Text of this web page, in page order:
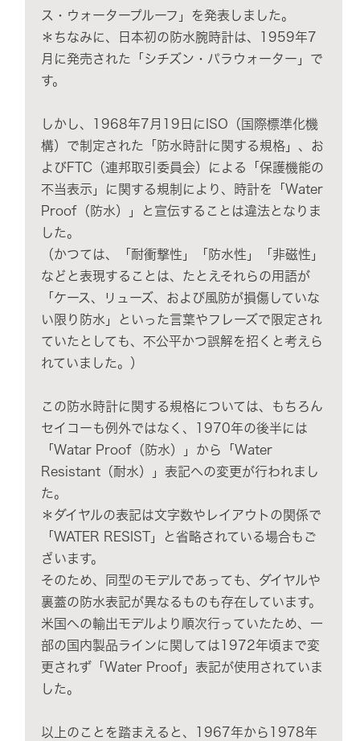
ス・ウォータープルーフ」を発表しました。
＊ちなみに、日本初の防水腕時計は、1959年7
月に発売された「シチズン・パラウォーター」で
す。
しかし、1968年7月19日にISO（国際標準化機
構）で制定された「防水時計に関する規格」、お
よびFTC（連邦取引委員会）による「保護機能の
不当表示」に関する規制により、時計を「Water
Proof（防水）」と宣伝することは違法となりま
した。
（かつては、「耐衝撃性」「防水性」「非磁性」
などと表現することは、たとえそれらの用語が
「ケース、リューズ、および風防が損傷していな
い限り防水」といった言葉やフレーズで限定され
ていたとしても、不公平かつ誤解を招くと考えら
れていました。）
この防水時計に関する規格については、もちろん
セイコーも例外ではなく、1970年の後半には
「Watar Proof（防水）」から「Water
Resistant（耐水）」表記への変更が行われまし
た。
＊ダイヤルの表記は文字数やレイアウトの関係で
「WATER RESIST」と省略されている場合もご
ざいます。
そのため、同型のモデルであっても、ダイヤルや
裏蓋の防水表記が異なるものも存在しています。
米国への輸出モデルより順次行っていたため、一
部の国内製品ラインに関しては1972年頃まで変
更されず「Water Proof」表記が使用されていま
した。
以上のことを踏まえると、1967年から1978年